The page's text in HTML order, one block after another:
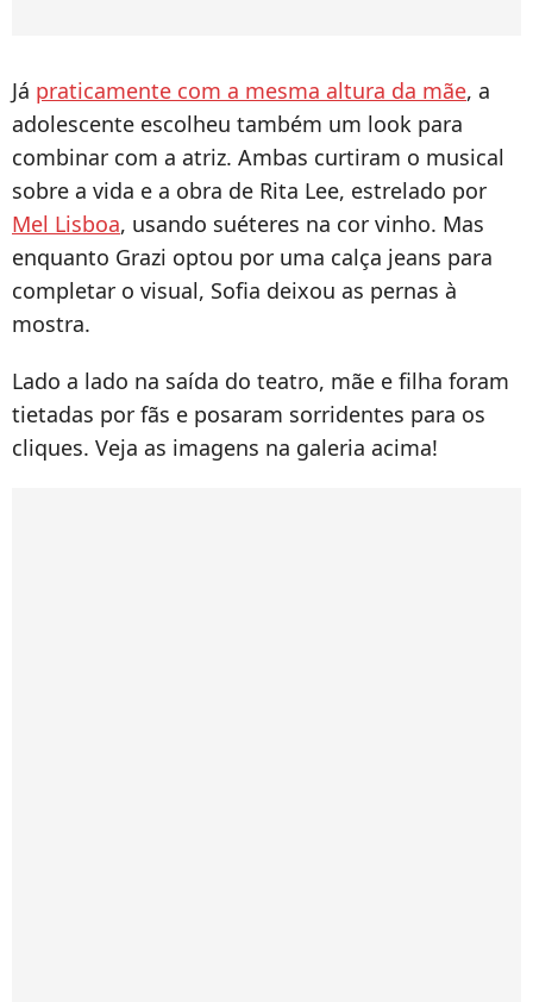
Já praticamente com a mesma altura da mãe, a
adolescente escolheu também um look para
combinar com a atriz. Ambas curtiram o musical
sobre a vida e a obra de Rita Lee, estrelado por
Mel Lisboa, usando suéteres na cor vinho. Mas
enquanto Grazi optou por uma calça jeans para
completar o visual, Sofia deixou as pernas à
mostra.
Lado a lado na saída do teatro, mãe e filha foram
tietadas por fãs e posaram sorridentes para os
cliques. Veja as imagens na galeria acima!